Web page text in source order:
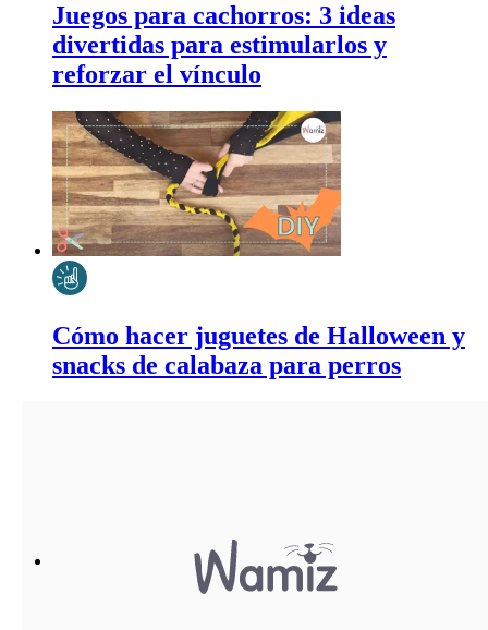
Juegos para cachorros: 3 ideas
divertidas para estimularlos y
reforzar el vínculo
Cómo hacer juguetes de Halloween y
snacks de calabaza para perros